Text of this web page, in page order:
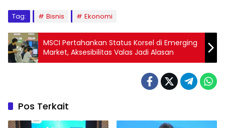
Tag: Bisnis Ekonomi
MSCI Pertahankan Status Korsel di Emerging
Market, Aksesibilitas Valas Jadi Alasan
Pos Terkait